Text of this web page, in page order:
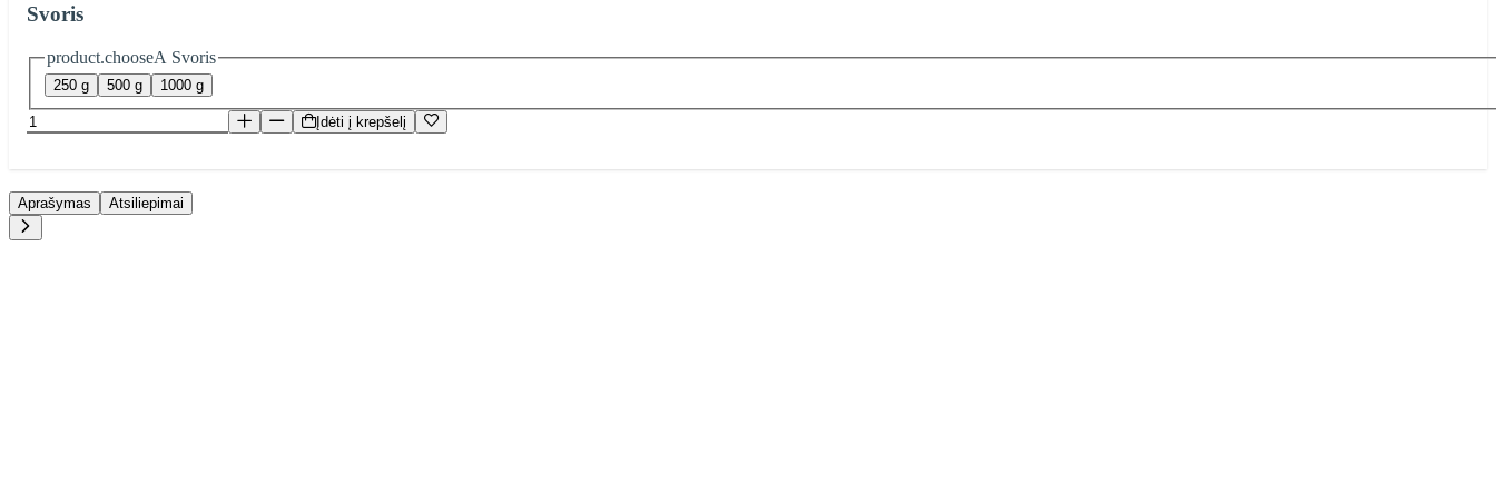
Svoris
product.chooseA Svoris
250 g 500 g 1000 g
Įdėti į krepšelį
Aprašymas Atsiliepimai